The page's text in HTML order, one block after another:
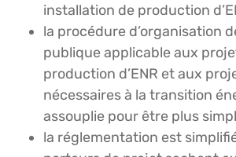
installation de production
la procédure d’organisation
publique applicable aux
production d’ENR et aux
nécessaires à la transition
assouplie pour être plus
la réglementation est